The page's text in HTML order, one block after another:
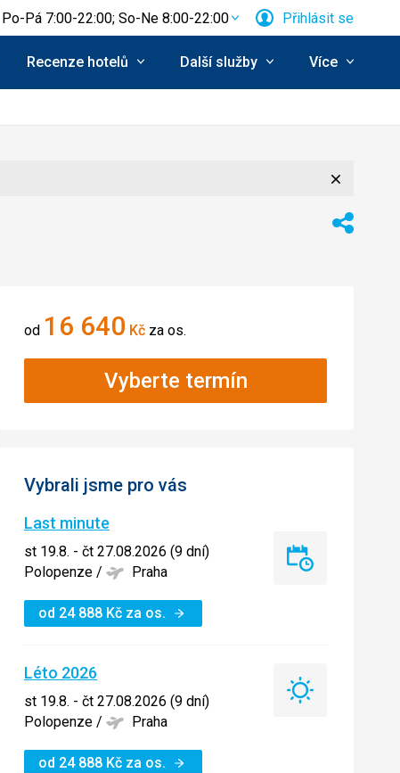
Po-Pá 7:00-22:00; So-Ne 8:00-22:00 Přihlásit se
Recenze hotelů Další služby Více
Sdílet
od 16 640 Kč za os.
Vyberte termín
Vybrali jsme pro vás
Last minute
st 19.8. - čt 27.08.2026 (9 dní)
Polopenze / Praha
od 24 888 Kč za os.
Last
Léto 2026
st 19.8. - čt 27.08.2026 (9 dní)
Polopenze / Praha
od 24 888 Kč za os.
Léto